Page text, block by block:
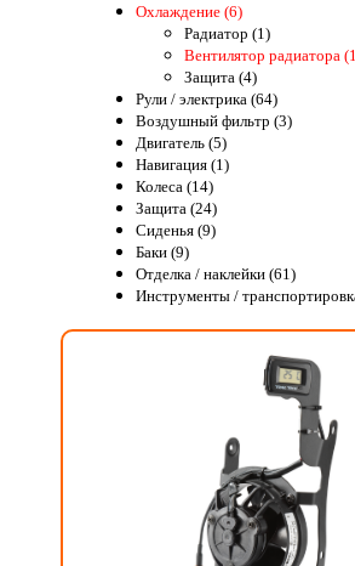
Охлаждение (6)
Радиатор (1)
Вентилятор радиатора
Защита (4)
Рули / электрика (64)
Воздушный фильтр (3)
Двигатель (5)
Навигация (1)
Колеса (14)
Защита (24)
Сиденья (9)
Баки (9)
Отделка / наклейки (61)
Инструменты /